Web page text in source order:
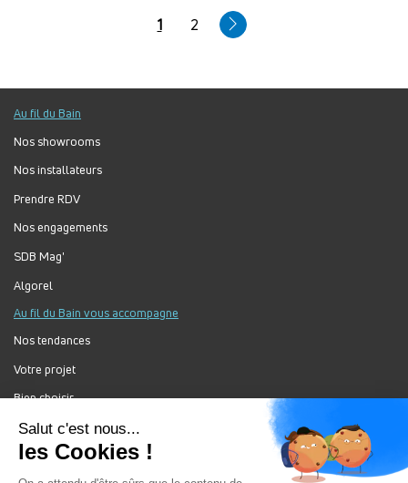
Page
1 Page
2
Au fil du Bain
Nos showrooms
Nos installateurs
Prendre RDV
Nos engagements
SDB Mag'
Algorel
Au fil du Bain vous accompagne
Nos tendances
Votre projet
Bien choisir
Forum Au Fil du Bain
Nos produits